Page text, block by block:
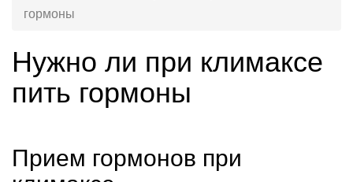
гормоны
Нужно ли при климаксе
пить гормоны
Прием гормонов при